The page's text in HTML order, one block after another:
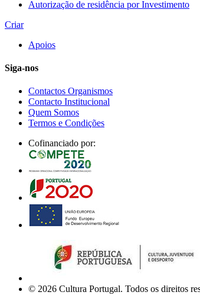
Autorização de residência por Investimento
Criar
Apoios
Siga-nos
Contactos Organismos
Contacto Institucional
Quem Somos
Termos e Condições
Cofinanciado por:
© 2026 Cultura Portugal. Todos os direitos